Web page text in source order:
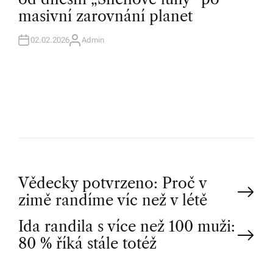
D
I
Nmasivní zarovnání planet
02.02.2026A
Admin
P
o
s
Vědecky potvrzeno: Proč v
zimě randíme víc než v létě
Ida randila s více než 100 muži:
80 % říká stále totéž